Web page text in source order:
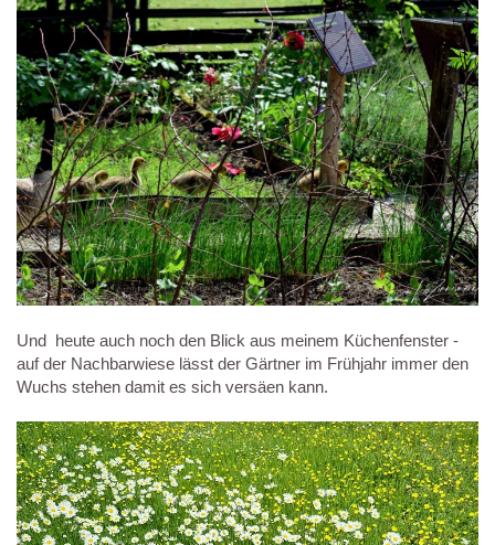
Und heute auch noch den Blick aus meinem Küchenfenster -
auf der Nachbarwiese lässt der Gärtner im Frühjahr immer den
Wuchs stehen damit es sich versäen kann.